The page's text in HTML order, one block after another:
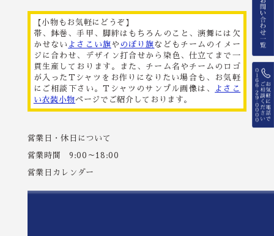
【小物もお気軽にどうぞ】
帯、鉢巻、手甲、脚絆はもちろんのこと、演舞には欠
かせない よさこい旗や のぼり旗などもチームのイメー
ジに合わせ、デザイン打合せから染色、仕立てまで一
貫生産しております。また、チーム名やチームのロゴ
が入ったTシャツをお作りになりたい場合も、お気軽
にご相談下さい。Tシャツのサンプル画像は、
よさこ
い衣装小物ページでご紹介しております。
営業日・休日について
営業時間 9:00～18:00
営業日カレンダー